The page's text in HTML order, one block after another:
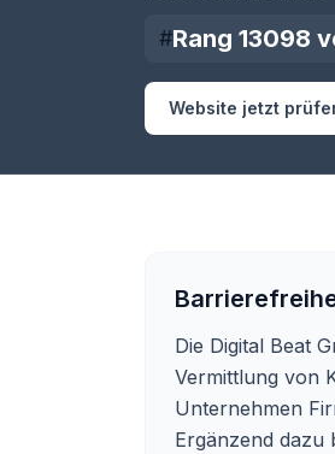
#Rang 13098
Website jetzt
Die Digital Beat
Vermittlung von
Unternehmen
Ergänzend dazu